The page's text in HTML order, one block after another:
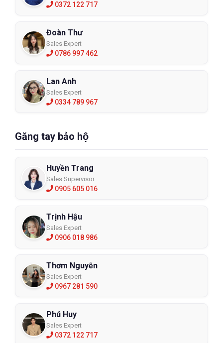
0372 122 717
Đoàn Thư
Sales Expert
0786 997 462
Lan Anh
Sales Expert
0334 789 967
Găng tay bảo hộ
Huyền Trang
Sales Supervisor
0905 605 016
Trịnh Hậu
Sales Expert
0906 018 986
Thơm Nguyễn
Sales Expert
0967 281 590
Phú Huy
Sales Expert
0372 122 717